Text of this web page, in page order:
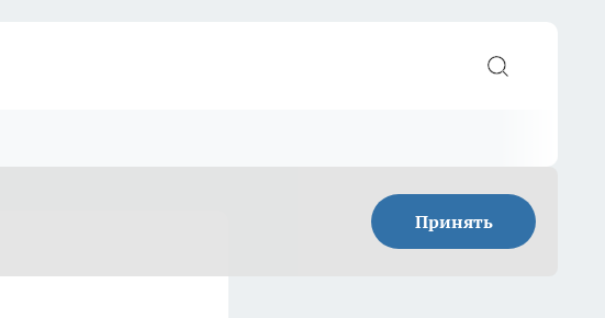
Принять